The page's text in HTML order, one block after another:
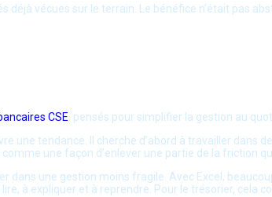
vécues sur le terrain. Le bénéfice n’était pas
CSE, pensés pour simplifier la gestion au
une tendance. Il cherche d’abord à travailler dans
une façon d’enlever une partie de la friction
dans une gestion moins fragile. Avec Excel,
à expliquer et à reprendre. Pour le trésorier, cela